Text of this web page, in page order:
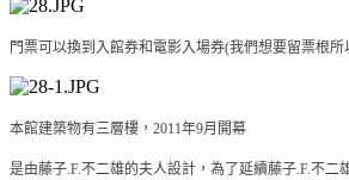
門票可以換到入館券和電影入場券(我們想要留票根
本館建築物有三層樓，2011年9月開幕
是由藤子.F.不二雄的夫人設計，為了延續藤子.F.不二